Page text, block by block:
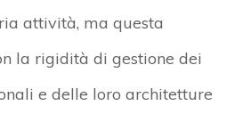
attività, ma questa
la rigidità di gestione dei
e delle loro architetture